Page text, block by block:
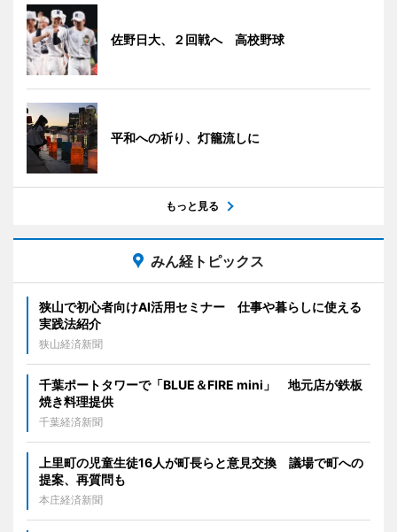
佐野日大、２回戦へ 高校野球
平和への祈り、灯籠流しに
もっと見る
みん経トピックス
狭山で初心者向けAI活用セミナー 仕事や暮らしに使える
実践法紹介
狭山経済新聞
千葉ポートタワーで「BLUE＆FIRE mini」 地元店が鉄板
焼き料理提供
千葉経済新聞
上里町の児童生徒16人が町長らと意見交換 議場で町への
提案、再質問も
本庄経済新聞